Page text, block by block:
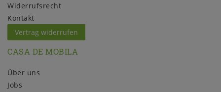
Widerrufs­recht
Kontakt
Vertrag widerrufen
CASA DE MOBILA
Über uns
Jobs